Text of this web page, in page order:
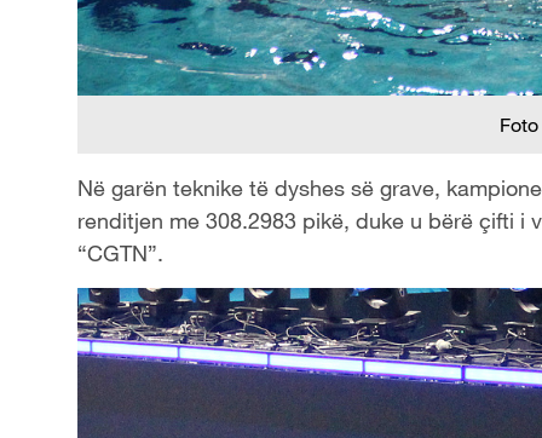
Në garën teknike të dyshes së grave,
renditjen me 308.2983 pikë, duke u bërë çifti i
“CGTN”.